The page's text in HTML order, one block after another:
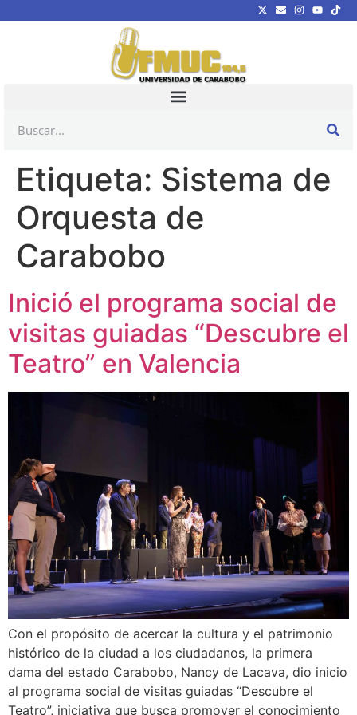
Etiqueta: Sistema de
Orquesta de
Carabobo
Inició el programa social de
visitas guiadas “Descubre el
Teatro” en Valencia
Con el propósito de acercar la cultura y el patrimonio
histórico de la ciudad a los ciudadanos, la primera
dama del estado Carabobo, Nancy de Lacava, dio inicio
al programa social de visitas guiadas “Descubre el
Teatro”, iniciativa que busca promover el conocimiento